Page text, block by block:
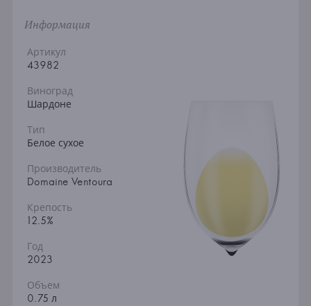
Информация
Артикул
43982
Виноград
Шардоне
Тип
Белое сухое
Производитель
Domaine Ventoura
Крепость
12.5%
Год
2023
Объем
0.75 л